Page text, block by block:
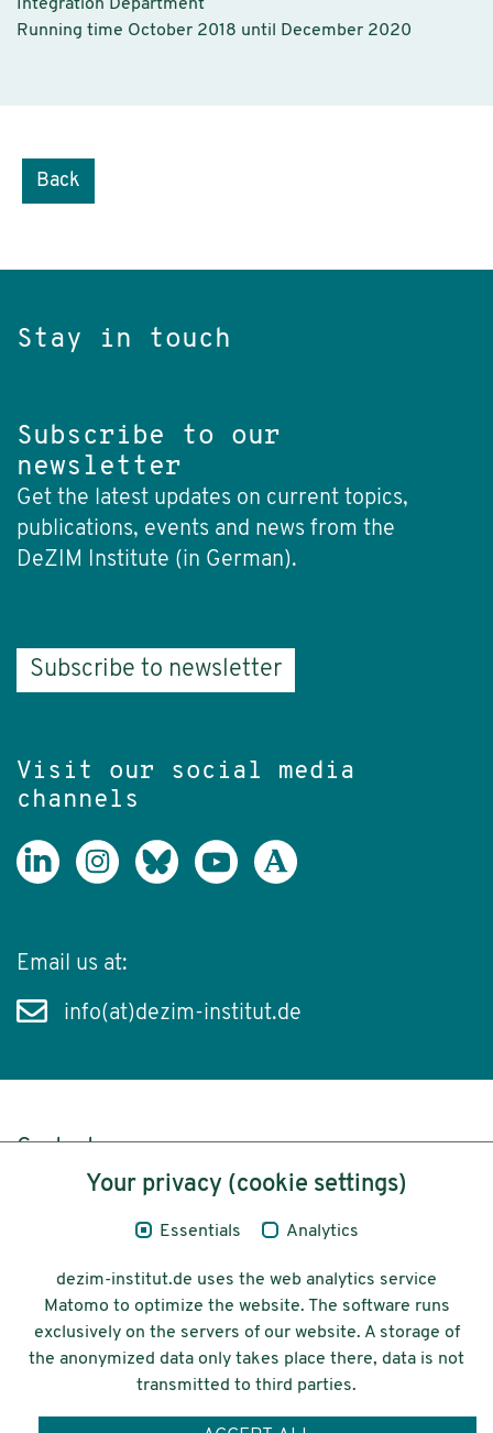
Integration Department
Running time October 2018 until December 2020
Back
Stay in touch
Subscribe to our
newsletter
Get the latest updates on current topics,
publications, events and news from the
DeZIM Institute (in German).
Subscribe to newsletter
Visit our social media
channels
Email us at:
info(at)dezim-institut.de
Content
Legal Notice
Accessibility
© 2026 Deutsches Zentrum für
Integrations-
und Migrationsforschung DeZIM e.V.
Your privacy (cookie settings)
Essentials Analytics
dezim-institut.de uses the web analytics service
Matomo to optimize the website. The software runs
exclusively on the servers of our website. A storage of
the anonymized data only takes place there, data is not
transmitted to third parties.